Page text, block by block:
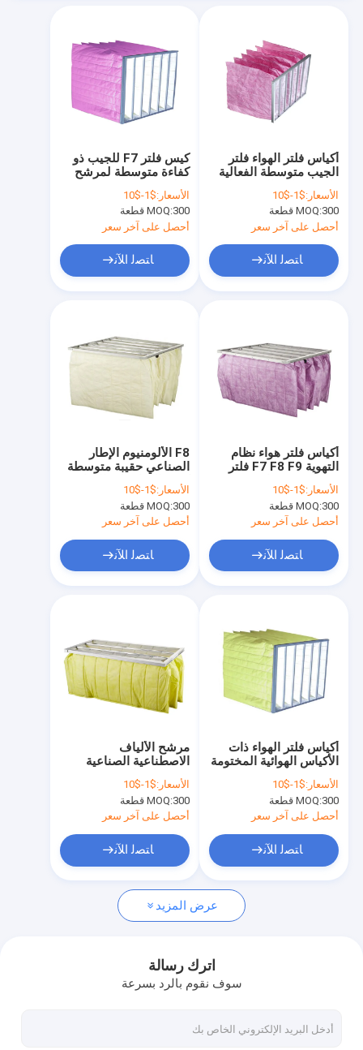
المنتجات
حول بنا
جولة في المعمل
اتصل بنا
طلب اقتباس
أكياس تصفية السائل
ورأى إبرة القماش تصفية
تصفية الصحافة القماش
كيس فلتر F7 للجيب ذو
كفاءة متوسطة لمرشح
هواء HVAC Cleani
الأسعار:$1-$10
MOQ:300 قطعة
أحصل على آخر سعر
ﺎﺘﺼﻟ ﺍﻶﻧ
أكياس فلتر الهواء فلتر
الجيب متوسطة الفعالية
ذات الفعالية المتوسطة
F7.0
الأسعار:$1-$10
MOQ:300 قطعة
أحصل على آخر سعر
ﺎﺘﺼﻟ ﺍﻶﻧ
F8 الألومنيوم الإطار
الصناعي حقيبة متوسطة
كيس الهواء فلتر الهواء
لجمع الغبار
الأسعار:$1-$10
MOQ:300 قطعة
أحصل على آخر سعر
ﺎﺘﺼﻟ ﺍﻶﻧ
أكياس فلتر هواء نظام
التهوية F7 F8 F9 فلتر
هواء كيس صناعي
الأسعار:$1-$10
MOQ:300 قطعة
أحصل على آخر سعر
ﺎﺘﺼﻟ ﺍﻶﻧ
مرشح الألياف
الاصطناعية الصناعية
أقمشة غير منسوجة
الأسعار:$1-$10
MOQ:300 قطعة
أحصل على آخر سعر
ﺎﺘﺼﻟ ﺍﻶﻧ
أكياس فلتر الهواء ذات
الأكياس الهوائية المختومة
بالذوبان الساخن G4 F5
الأسعار:$1-$10
MOQ:300 قطعة
أحصل على آخر سعر
ﺎﺘﺼﻟ ﺍﻶﻧ
عرض المزيد
اترك رسالة
سوف نقوم بالرد بسرعة